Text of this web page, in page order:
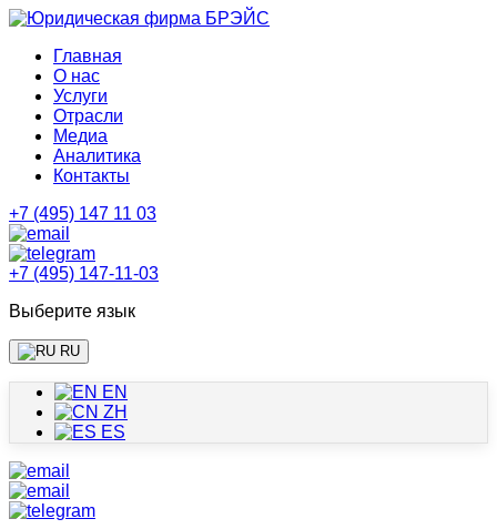
Главная
О нас
Услуги
Отрасли
Медиа
Аналитика
Контакты
+7 (495) 147 11 03
+7 (495) 147-11-03
Выберите язык
RU
EN
ZH
ES